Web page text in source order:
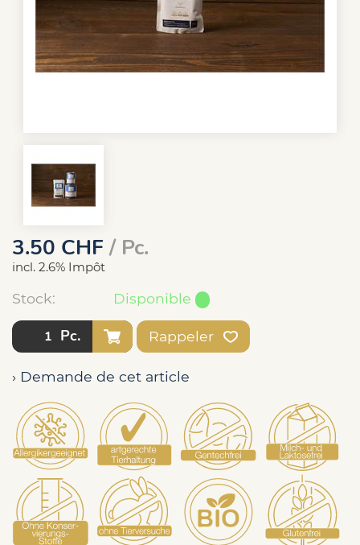
3.50 CHF/ Pc.
incl. 2.6% Impôt
Stock: Disponible
Pc. Rappeler
› Demande de cet article